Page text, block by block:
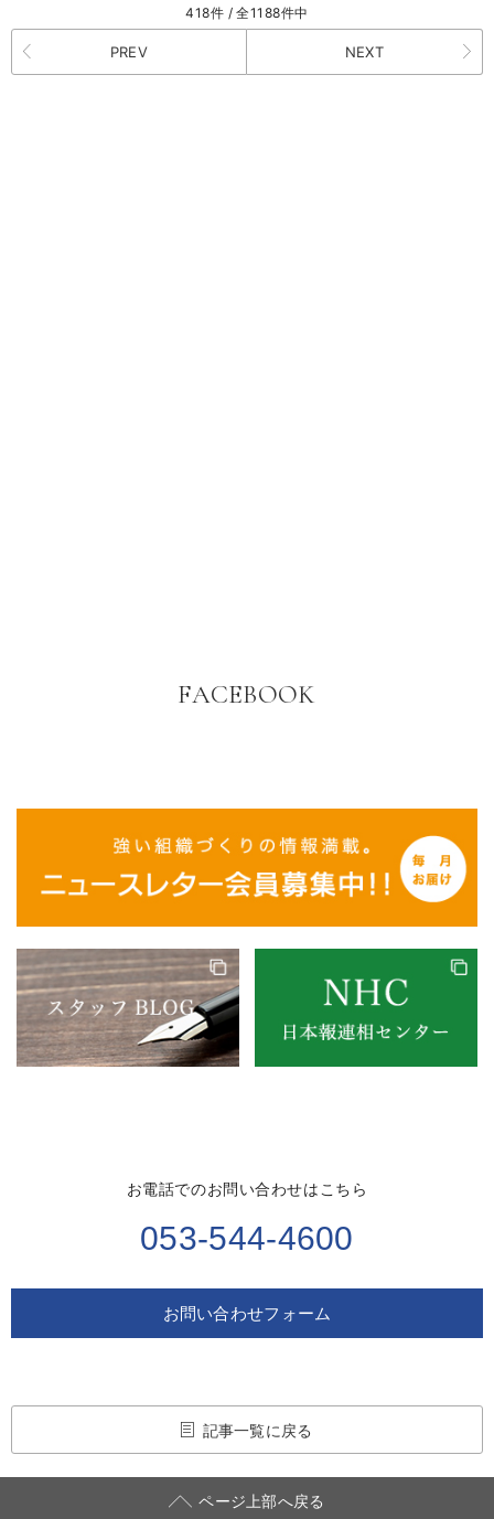
418件 / 全1188件中
PREV NEXT
FACEBOOK
お電話でのお問い合わせはこちら
053-544-4600
お問い合わせフォーム
記事一覧に戻る
ページ上部へ戻る